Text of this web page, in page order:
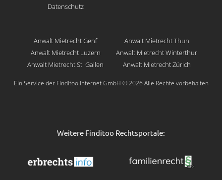
Datenschutz
Anwalt Mietrecht Genf
Anwalt Mietrecht Luzern
Anwalt Mietrecht St. Gallen
Anwalt Mietrecht Thun
Anwalt Mietrecht Winterthur
Anwalt Mietrecht Zürich
Ein Service der Finditoo Internet GmbH © 2026 Alle Rechte vorbehalten
Weitere Finditoo Rechtsportale: